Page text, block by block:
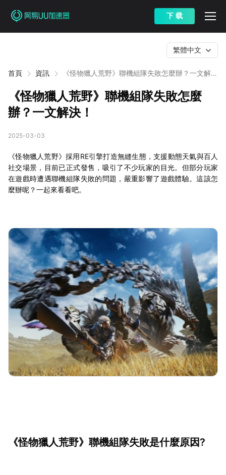
下 载
首頁 資訊
《怪物獵人荒野》聯機組隊失敗怎麼辦？一文解
繁體中文
《怪物獵人荒野》聯機組隊失敗怎麼
辦？一文解決！
2025-03-03
《怪物獵人荒野》採用RE引擎打造無縫生態，支援動態天氣與百人
社交場景，目前已正式發售，吸引了不少玩家的目光。但部分玩家
在遊戲時遭遇聯機組隊失敗的問題，嚴重影響了遊戲體驗。這該怎
麼辦呢？一起來看看吧。
《怪物獵人荒野》聯機組隊失敗是什麼原因?